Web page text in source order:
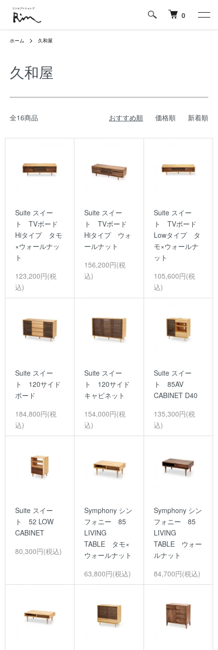
0
ホーム 久和屋
久和屋
全16商品 おすすめ順 価格順 新着順
Suite スイー
ト TVボード
Hiタイプ タモ
×ウォールナッ
ト
123,200円(税
込)
Suite スイー
ト TVボード
Hiタイプ ウォ
ールナット
156,200円(税
込)
Suite スイー
ト TVボード
Lowタイプ タ
モ×ウォールナ
ット
105,600円(税
込)
Suite スイー
ト 120サイド
ボード
184,800円(税
込)
Suite スイー
ト 120サイド
キャビネット
154,000円(税
込)
Suite スイー
ト 85AV
CABINET D40
135,300円(税
込)
Suite スイー
ト 52 LOW
CABINET
80,300円(税込)
Symphony シン
フォニー 85
LIVING
TABLE タモ×
ウォールナット
63,800円(税込)
Symphony シン
フォニー 85
LIVING
TABLE ウォー
ルナット
84,700円(税込)